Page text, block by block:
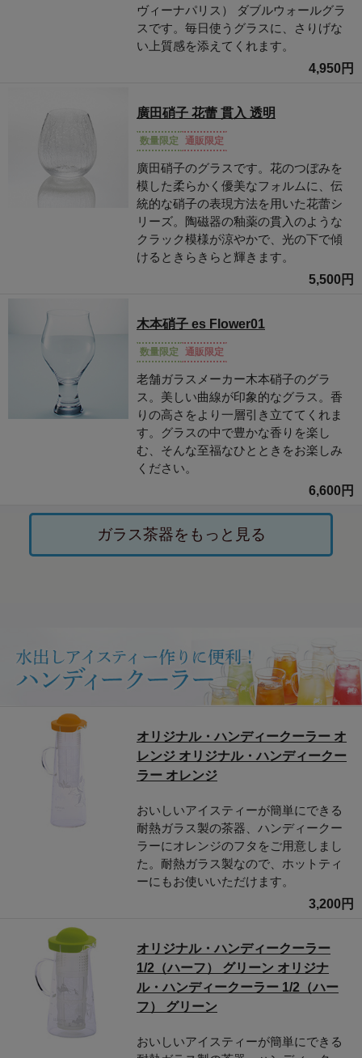
ヴィーナパリス） ダブルウォールグラ
スです。毎日使うグラスに、さりげな
い上質感を添えてくれます。
4,950円
廣田硝子 花蕾 貫入 透明
数量限定 通販限定
廣田硝子のグラスです。花のつぼみを
模した柔らかく優美なフォルムに、伝
統的な硝子の表現方法を用いた花蕾シ
リーズ。陶磁器の釉薬の貫入のような
クラック模様が涼やかで、光の下で傾
けるときらきらと輝きます。
5,500円
木本硝子 es Flower01
数量限定 通販限定
老舗ガラスメーカー木本硝子のグラ
ス。美しい曲線が印象的なグラス。香
りの高さをより一層引き立ててくれま
す。グラスの中で豊かな香りを楽し
む、そんな至福なひとときをお楽しみ
ください。
6,600円
ガラス茶器をもっと見る
オリジナル・ハンディークーラー オ
レンジ オリジナル・ハンディークー
ラー オレンジ
おいしいアイスティーが簡単にできる
耐熱ガラス製の茶器、ハンディークー
ラーにオレンジのフタをご用意しまし
た。耐熱ガラス製なので、ホットティ
ーにもお使いいただけます。
3,200円
オリジナル・ハンディークーラー
1/2（ハーフ） グリーン オリジナ
ル・ハンディークーラー 1/2（ハー
フ） グリーン
おいしいアイスティーが簡単にできる